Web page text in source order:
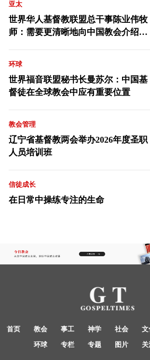
亚太
世界华人基督教联盟总干事陈业伟牧
师：需要更清晰地向中国教会介绍福
环球
世界福音联盟秘书长曼苏尔：中国基
督徒在全球教会中应有重要位置
教会管理
辽宁省基督教两会举办2026年度圣职
人员培训班
信徒成长
在日常中操练专注的生命
首页 教会 事工 神学 社会 文
环球 专栏 专题 图片